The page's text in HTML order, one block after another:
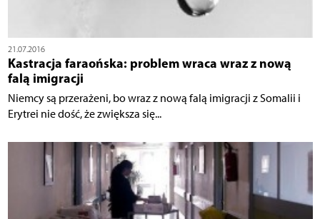
21.07.2016
Kastracja faraońska: problem wraca wraz z nową
falą imigracji
Niemcy są przerażeni, bo wraz z nową falą imigracji z Somalii i
Erytrei nie dość, że zwiększa się...